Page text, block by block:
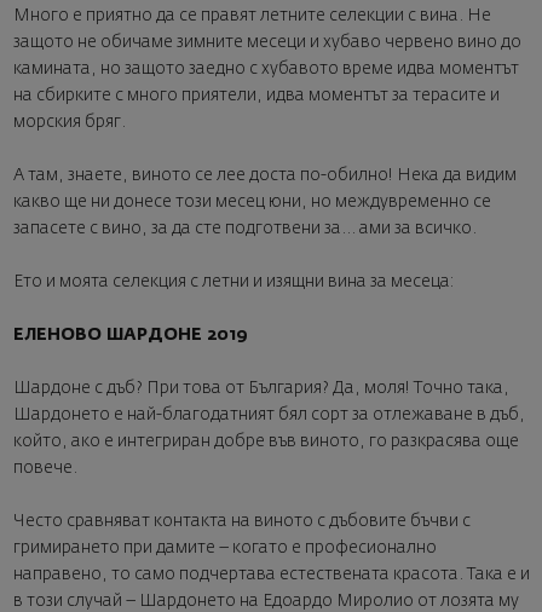
Много е приятно да се правят летните селекции с вина. Не
защото не обичаме зимните месеци и хубаво червено вино до
камината, но защото заедно с хубавото време идва моментът
на сбирките с много приятели, идва моментът за терасите и
морския бряг.
А там, знаете, виното се лее доста по-обилно! Нека да видим
какво ще ни донесе този месец юни, но междувременно се
запасете с вино, за да сте подготвени за... ами за всичко.
Ето и моята селекция с летни и изящни вина за месеца:
ЕЛЕНОВО ШАРДОНЕ 2019
Шардоне с дъб? При това от България? Да, моля! Точно така,
Шардонето е най-благодатният бял сорт за отлежаване в дъб,
който, ако е интегриран добре във виното, го разкрасява още
повече.
Често сравняват контакта на виното с дъбовите бъчви с
гримирането при дамите – когато е професионално
направено, то само подчертава естествената красота. Така е и
в този случай – Шардонето на Едоардо Миролио от лозята му